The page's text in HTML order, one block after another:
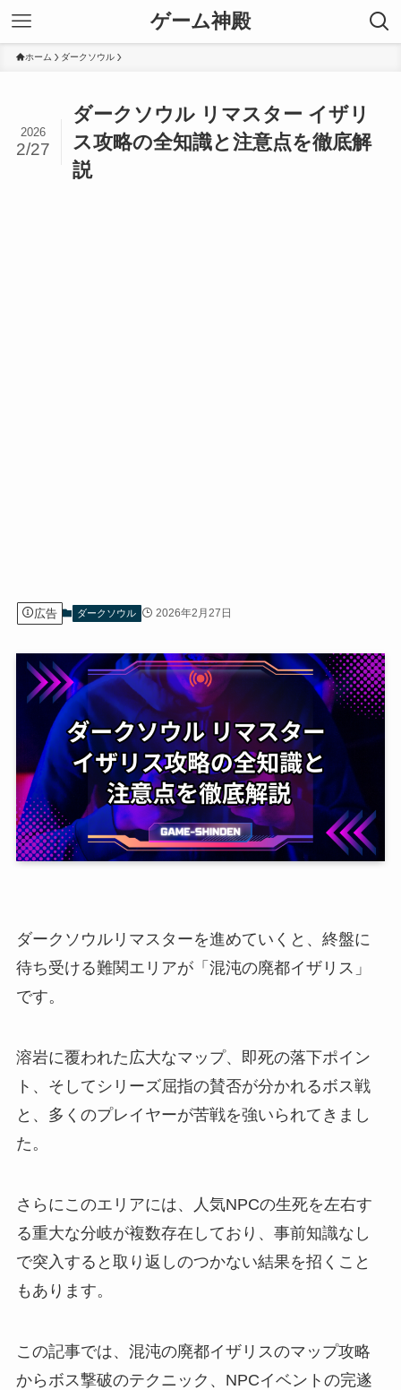
ゲーム神殿
ホーム ダークソウル
ダークソウル リマスター イザリ
ス攻略の全知識と注意点を徹底解
説
2026
2/27
広告 ダークソウル 2026年2月27日
ダークソウルリマスターを進めていくと、終盤に
待ち受ける難関エリアが「混沌の廃都イザリス」
です。
溶岩に覆われた広大なマップ、即死の落下ポイン
ト、そしてシリーズ屈指の賛否が分かれるボス戦
と、多くのプレイヤーが苦戦を強いられてきまし
た。
さらにこのエリアには、人気NPCの生死を左右す
る重大な分岐が複数存在しており、事前知識なし
で突入すると取り返しのつかない結果を招くこと
もあります。
この記事では、混沌の廃都イザリスのマップ攻略
からボス撃破のテクニック、NPCイベントの完遂